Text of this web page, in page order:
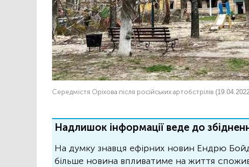
Середмістя Оріхова після російських артобстрілів
Надлишок інформації веде до
На думку знавця ефірних новин Ендрю
більше новина впливатиме на життя